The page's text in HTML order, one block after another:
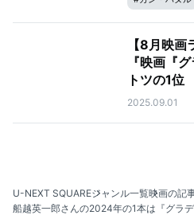
【8月映
『映画『
トツの1位
2025.09.01
U-NEXT SQUAREジャンル一覧映画の記
船越英一郎さんの2024年の1本は『グラデ